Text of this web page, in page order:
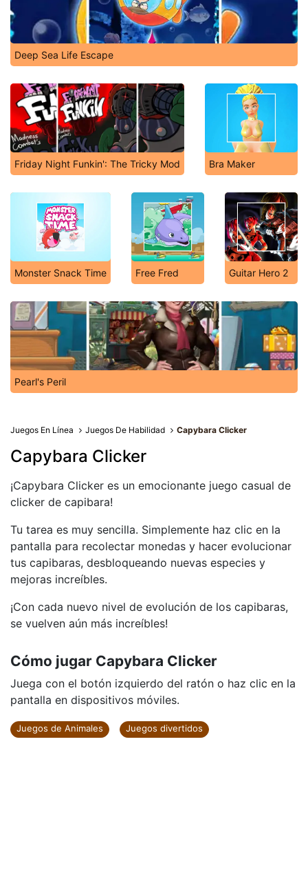
Deep Sea Life Escape
Friday Night Funkin': The Tricky Mod Bra Maker
Monster Snack Time Free Fred Guitar Hero 2
Pearl's Peril
Juegos En Línea Juegos De Habilidad Capybara Clicker
Capybara Clicker
¡Capybara Clicker es un emocionante juego casual de
clicker de capibara!
Tu tarea es muy sencilla. Simplemente haz clic en la
pantalla para recolectar monedas y hacer evolucionar
tus capibaras, desbloqueando nuevas especies y
mejoras increíbles.
¡Con cada nuevo nivel de evolución de los capibaras,
se vuelven aún más increíbles!
Cómo jugar Capybara Clicker
Juega con el botón izquierdo del ratón o haz clic en la
pantalla en dispositivos móviles.
Juegos de Animales Juegos divertidos